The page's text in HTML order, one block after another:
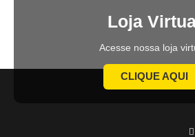
Loja
Acesse nossa loja
CLIQUE AQUI